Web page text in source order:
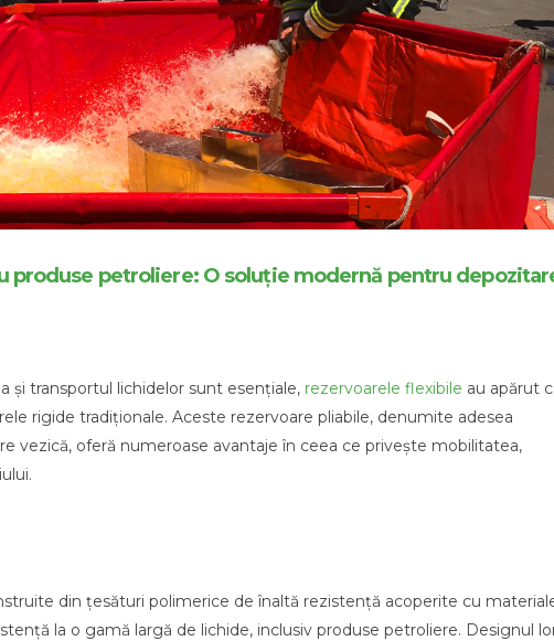
produse petroliere: O soluție modernă pentru
și transportul lichidelor sunt esențiale, rezervoarele flexibile au apărut
rigide tradiționale. Aceste rezervoare pliabile, denumite adesea
vezică, oferă numeroase avantaje în ceea ce privește mobilitatea,
din țesături polimerice de înaltă rezistență acoperite cu
la o gamă largă de lichide, inclusiv produse petroliere. Designul